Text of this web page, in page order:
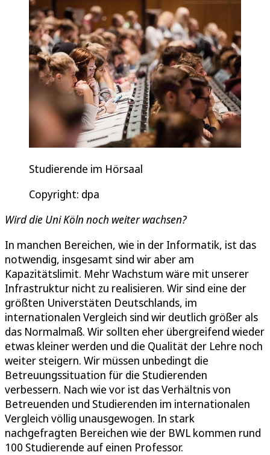
Studierende im Hörsaal
Copyright: dpa
Wird die Uni Köln noch weiter wachsen?
In manchen Bereichen, wie in der Informatik, ist das
notwendig, insgesamt sind wir aber am
Kapazitätslimit. Mehr Wachstum wäre mit unserer
Infrastruktur nicht zu realisieren. Wir sind eine der
größten Universtäten Deutschlands, im
internationalen Vergleich sind wir deutlich größer als
das Normalmaß. Wir sollten eher übergreifend wieder
etwas kleiner werden und die Qualität der Lehre noch
weiter steigern. Wir müssen unbedingt die
Betreuungssituation für die Studierenden
verbessern. Nach wie vor ist das Verhältnis von
Betreuenden und Studierenden im internationalen
Vergleich völlig unausgewogen. In stark
nachgefragten Bereichen wie der BWL kommen rund
100 Studierende auf einen Professor.